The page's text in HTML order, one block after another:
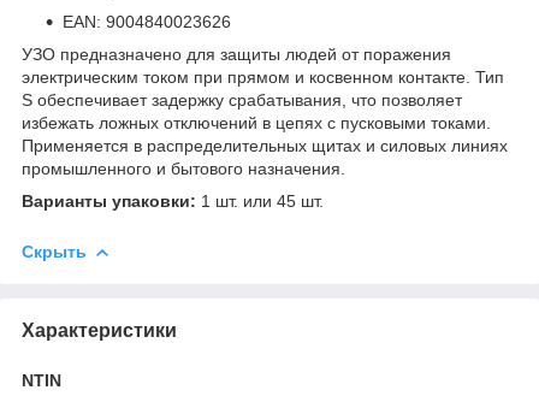
EAN: 9004840023626
УЗО предназначено для защиты людей от поражения
электрическим током при прямом и косвенном контакте. Тип
S обеспечивает задержку срабатывания, что позволяет
избежать ложных отключений в цепях с пусковыми токами.
Применяется в распределительных щитах и силовых линиях
промышленного и бытового назначения.
Варианты упаковки: 1 шт. или 45 шт.
Скрыть
Характеристики
NTIN